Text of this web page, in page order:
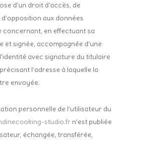
d’un droit d’accès, de
aux données
concernant, en effectuant sa
et signée, accompagnée d’une
avec signature du titulaire
l’adresse à laquelle la
envoyée.
personnelle de l’utilisateur du
studio.fr n’est publiée
échangée, transférée,